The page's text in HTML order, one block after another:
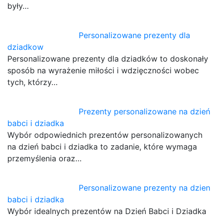
były…
Personalizowane prezenty dla
dziadkow
Personalizowane prezenty dla dziadków to doskonały
sposób na wyrażenie miłości i wdzięczności wobec
tych, którzy…
Prezenty personalizowane na dzień
babci i dziadka
Wybór odpowiednich prezentów personalizowanych
na dzień babci i dziadka to zadanie, które wymaga
przemyślenia oraz…
Personalizowane prezenty na dzien
babci i dziadka
Wybór idealnych prezentów na Dzień Babci i Dziadka